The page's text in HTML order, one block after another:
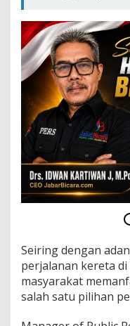
a
s
i
o
n
a
P
a
l
a
n
a
n
e
r
e
t
Seiring dengan
perjalanan kereta
masyarakat
salah satu pilihan